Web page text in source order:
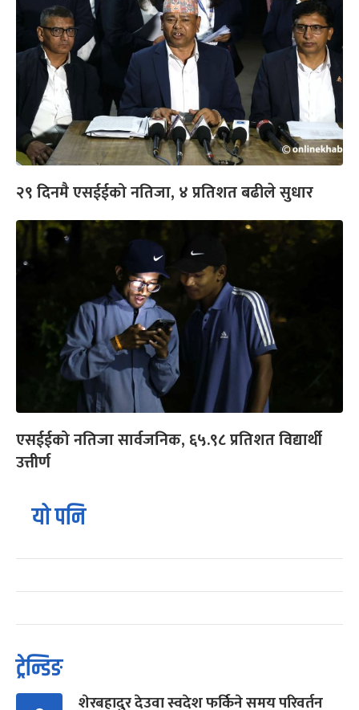
२९ दिनमै एसईईको नतिजा, ४ प्रतिशत बढीले सुधार
एसईईको नतिजा सार्वजनिक, ६५.९८ प्रतिशत विद्यार्थी
उत्तीर्ण
यो पनि
ट्रेन्डिङ
शेरबहादुर देउवा स्वदेश फर्किने समय परिवर्तन